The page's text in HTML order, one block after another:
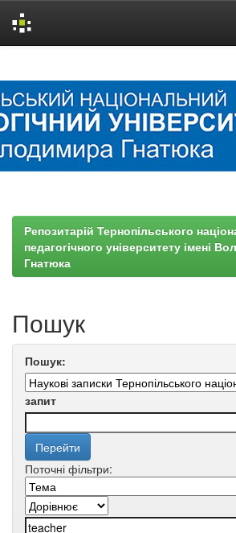
Репозитарій Тернопільського
педагогічного університету імені
Гнатюка
Пошук
Пошук:
запит
Поточні фільтри: